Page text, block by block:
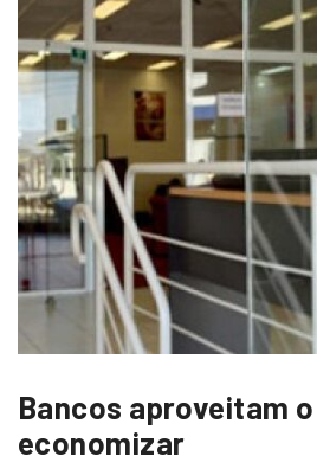
Bancos aproveitam
economizar